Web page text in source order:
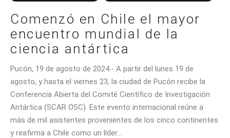
Comenzó en Chile el mayor
encuentro mundial de la
ciencia antártica
Pucón, 19 de agosto de 2024.- A partir del lunes 19 de
agosto, y hasta el viernes 23, la ciudad de Pucón recibe la
Conferencia Abierta del Comité Científico de Investigación
Antártica (SCAR OSC). Este evento internacional reúne a
más de mil asistentes provenientes de los cinco continentes
y reafirma a Chile como un líder…